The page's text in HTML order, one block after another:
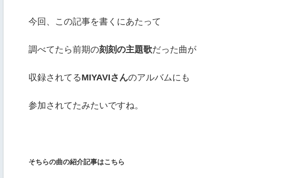
今回、この記事を書くにあたって
調べてたら前期の刻刻の主題歌だった曲が
収録されてるMIYAVIさんのアルバムにも
参加されてたみたいですね。
そちらの曲の紹介記事はこちら